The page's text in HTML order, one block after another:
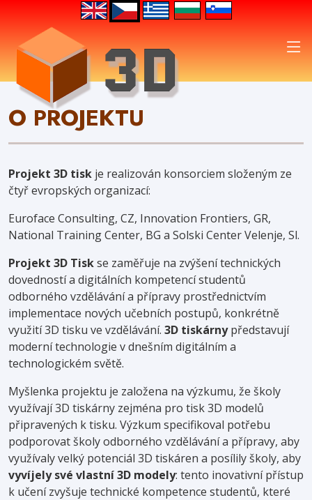
O PROJEKTU
Projekt 3D tisk je realizován konsorciem složeným ze
čtyř evropských organizací:
Euroface Consulting, CZ, Innovation Frontiers, GR,
National Training Center, BG a Solski Center Velenje, Sl.
Projekt 3D Tiskse zaměřuje na zvýšení technických
dovedností a digitálních kompetencí studentů
odborného vzdělávání a přípravy prostřednictvím
implementace nových učebních postupů, konkrétně
využití 3D tisku ve vzdělávání. 3D tiskárnypředstavují
moderní technologie v dnešním digitálním a
technologickém světě.
Myšlenka projektu je založena na výzkumu, že školy
využívají 3D tiskárny zejména pro tisk 3D modelů
připravených k tisku. Výzkum specifikoval potřebu
podporovat školy odborného vzdělávání a přípravy, aby
využívaly velký potenciál 3D tiskáren a posílily školy, aby
vyvíjely své vlastní 3D modely: tento inovativní přístup
k učení zvyšuje technické kompetence studentů, které